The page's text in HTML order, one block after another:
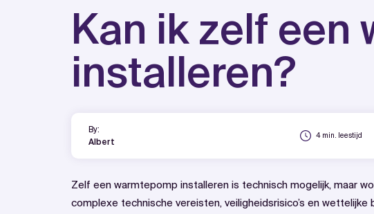
Kan ik zelf een
installeren?
By:
Albert
4 min. leestijd
Zelf een warmtepomp installeren is technisch mogelijk, maar
complexe technische vereisten, veiligheidsrisico’s en wettelijke